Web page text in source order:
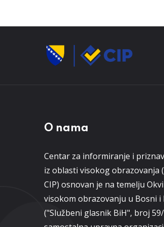
O nama
Centar za informiranje i
iz oblasti visokog obrazovanja
CIP) osnovan je na temelju
visokom obrazovanju u Bosni i
("Službeni glasnik BiH", broj